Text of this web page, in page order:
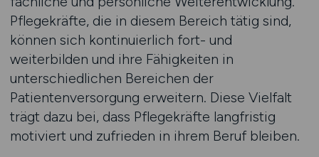
Pflegekräfte, die in diesem Bereich tätig sind,
können sich kontinuierlich fort- und
weiterbilden und ihre Fähigkeiten in
unterschiedlichen Bereichen der
Patientenversorgung erweitern. Diese Vielfalt
trägt dazu bei, dass Pflegekräfte langfristig
motiviert und zufrieden in ihrem Beruf bleiben.